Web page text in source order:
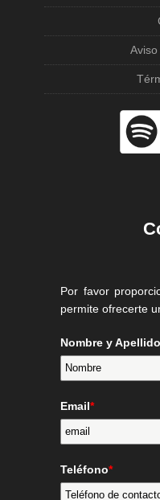
Por favor
permite ofrecerte
Nombre y Apellido
Email*
Teléfono*